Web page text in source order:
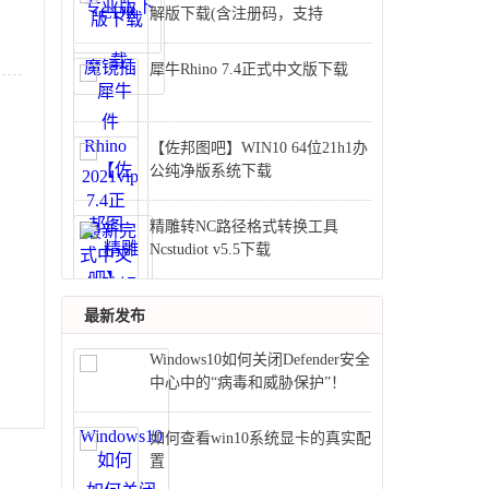
解版下载(含注册码，支持
犀牛Rhino 7.4正式中文版下载
【佐邦图吧】WIN10 64位21h1办
公纯净版系统下载
精雕转NC路径格式转换工具
Ncstudiot v5.5下载
最新发布
​Windows10如何关闭Defender安全
中心中的“病毒和威胁保护”！
如何查看win10系统显卡的真实配
置